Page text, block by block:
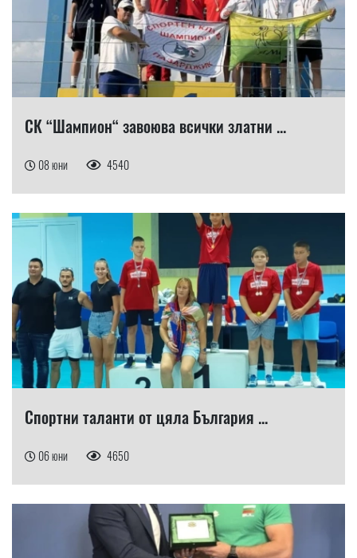
СК “Шампион“ завоюва всички златни ...
08 юни 4540
Спортни таланти от цяла България ...
06 юни 4650